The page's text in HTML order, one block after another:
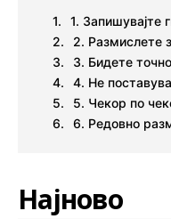
1. Запишувајте
2. Размислете
3. Бидете
4. Не
5. Чекор по
6. Редовно
Најново